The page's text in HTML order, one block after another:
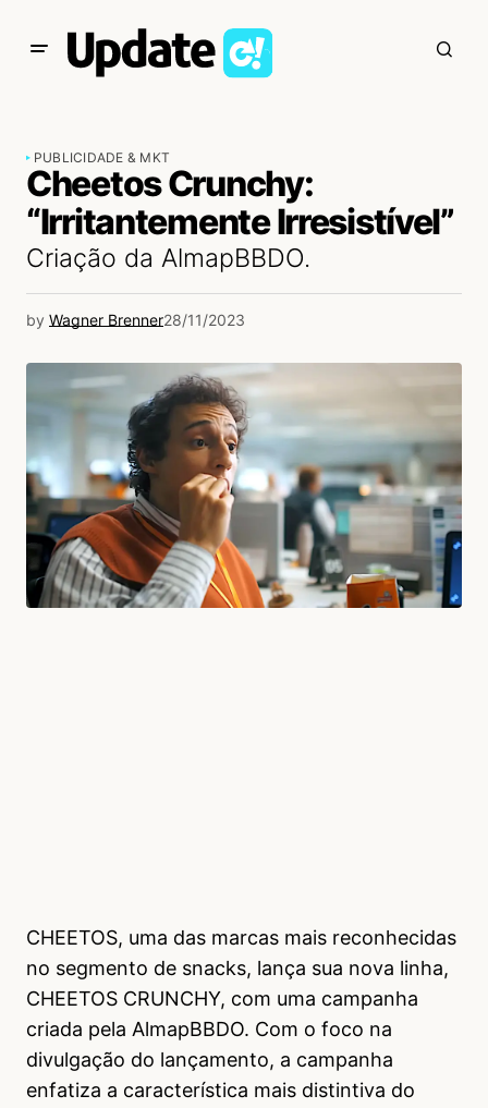
PUBLICIDADE & MKT
Cheetos Crunchy:
“Irritantemente Irresistível”
Criação da AlmapBBDO.
by Wagner Brenner28/11/2023
CHEETOS, uma das marcas mais reconhecidas
no segmento de snacks, lança sua nova linha,
CHEETOS CRUNCHY, com uma campanha
criada pela AlmapBBDO. Com o foco na
divulgação do lançamento, a campanha
enfatiza a característica mais distintiva do